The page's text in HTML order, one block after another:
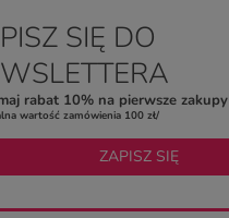
SIĘ DO
rabat 10% na pierwsze zakupy
wartość zamówienia 100 zł/
ZAPISZ SIĘ